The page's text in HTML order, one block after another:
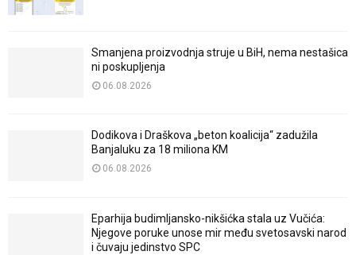
Smanjena proizvodnja struje u BiH, nema nestašica
ni poskupljenja
06.08.2026
Dodikova i Draškova „beton koalicija“ zadužila
Banjaluku za 18 miliona KM
06.08.2026
Eparhija budimljansko-nikšićka stala uz Vučića:
Njegove poruke unose mir među svetosavski narod
i čuvaju jedinstvo SPC